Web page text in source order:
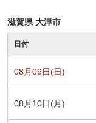
滋賀県 大津市
日付
08月09日(日)
08月10日(月)